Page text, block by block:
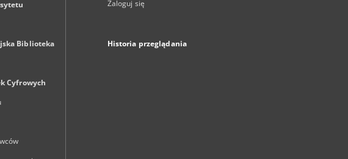
Biblioteka
Cyfrowych
Zaloguj się
Historia przeglądania